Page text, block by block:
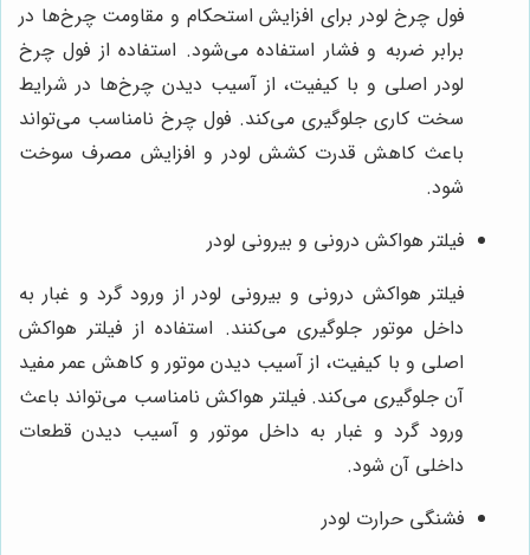
فول چرخ لودر برای افزایش استحکام و مقاومت چرخ‌ها در
برابر ضربه و فشار استفاده می‌شود. استفاده از فول چرخ
لودر اصلی و با کیفیت، از آسیب دیدن چرخ‌ها در شرایط
سخت کاری جلوگیری می‌کند. فول چرخ نامناسب می‌تواند
باعث کاهش قدرت کشش لودر و افزایش مصرف سوخت
شود.
فیلتر هواکش درونی و بیرونی لودر
فیلتر هواکش درونی و بیرونی لودر از ورود گرد و غبار به
داخل موتور جلوگیری می‌کنند. استفاده از فیلتر هواکش
اصلی و با کیفیت، از آسیب دیدن موتور و کاهش عمر مفید
آن جلوگیری می‌کند. فیلتر هواکش نامناسب می‌تواند باعث
ورود گرد و غبار به داخل موتور و آسیب دیدن قطعات
داخلی آن شود.
فشنگی حرارت لودر